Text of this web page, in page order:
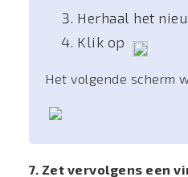
Herhaal het
Klik op
Het volgende scherm
7. Zet vervolgens een